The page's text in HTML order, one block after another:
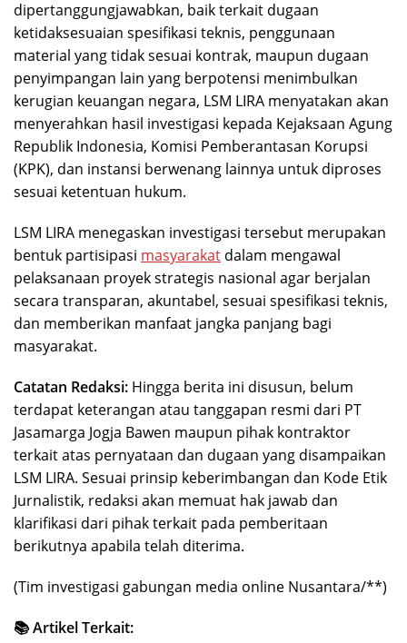
dipertanggungjawabkan, baik terkait dugaan
ketidaksesuaian spesifikasi teknis, penggunaan
material yang tidak sesuai kontrak, maupun dugaan
penyimpangan lain yang berpotensi menimbulkan
kerugian keuangan negara, LSM LIRA menyatakan akan
menyerahkan hasil investigasi kepada Kejaksaan Agung
Republik Indonesia, Komisi Pemberantasan Korupsi
(KPK), dan instansi berwenang lainnya untuk diproses
sesuai ketentuan hukum.
LSM LIRA menegaskan investigasi tersebut merupakan
bentuk partisipasi masyarakat dalam mengawal
pelaksanaan proyek strategis nasional agar berjalan
secara transparan, akuntabel, sesuai spesifikasi teknis,
dan memberikan manfaat jangka panjang bagi
masyarakat.
Catatan Redaksi: Hingga berita ini disusun, belum
terdapat keterangan atau tanggapan resmi dari PT
Jasamarga Jogja Bawen maupun pihak kontraktor
terkait atas pernyataan dan dugaan yang disampaikan
LSM LIRA. Sesuai prinsip keberimbangan dan Kode Etik
Jurnalistik, redaksi akan memuat hak jawab dan
klarifikasi dari pihak terkait pada pemberitaan
berikutnya apabila telah diterima.
(Tim investigasi gabungan media online Nusantara/**)
📚 Artikel Terkait: